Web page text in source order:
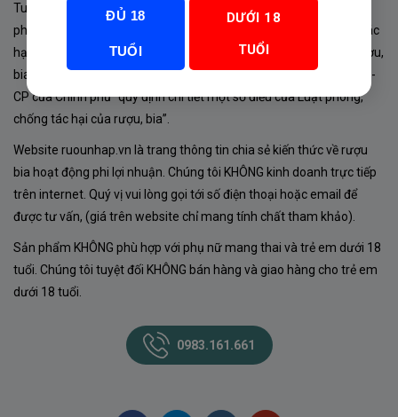
Tuân thủ Nghị định 105/2017/NĐ-CP ngày 14/9/2017 của Chính
phủ về sản xuất, kinh doanh rượu. Tuân thủ Luật “phòng chống tác
hại của rượu, bia” số 44/2019/QH14-Điều 16 về “điều kiện bán rượu,
bia theo hình thức thương mại điện tử”; Nghị định số 24/2020/NĐ-
CP của Chính phủ “quy định chi tiết một số điều của Luật phòng,
chống tác hại của rượu, bia”.
Website ruounhap.vn là trang thông tin chia sẻ kiến thức về rượu
bia hoạt động phi lợi nhuận. Chúng tôi KHÔNG kinh doanh trực tiếp
trên internet. Quý vị vui lòng gọi tới số điện thoại hoặc email để
được tư vấn, (giá trên website chỉ mang tính chất tham khảo).
Sản phẩm KHÔNG phù hợp với phụ nữ mang thai và trẻ em dưới 18
tuổi. Chúng tôi tuyệt đối KHÔNG bán hàng và giao hàng cho trẻ em
dưới 18 tuổi.
0983.161.661
ĐỦ 18
TUỔI
DƯỚI 18
TUỔI